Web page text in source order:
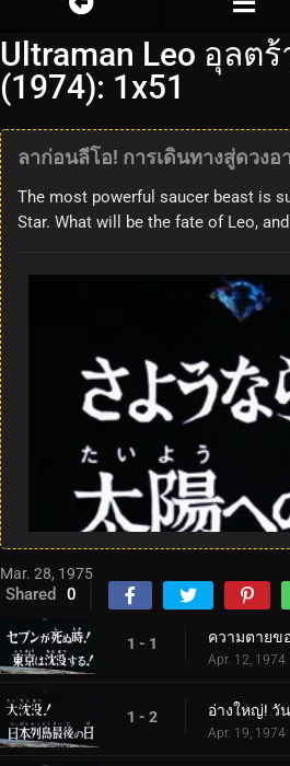
Ultraman Leo อุลต
(1974): 1x51
ลาก่อนลีโอ! การเดินทางสู่ดวงอ
The most powerful saucer beast is
Star. What will be the fate of Leo,
Mar. 28, 1975
Shared 0
1 - 1 ความตายข
Apr. 12, 1974
1 - 2
Apr. 19, 1974